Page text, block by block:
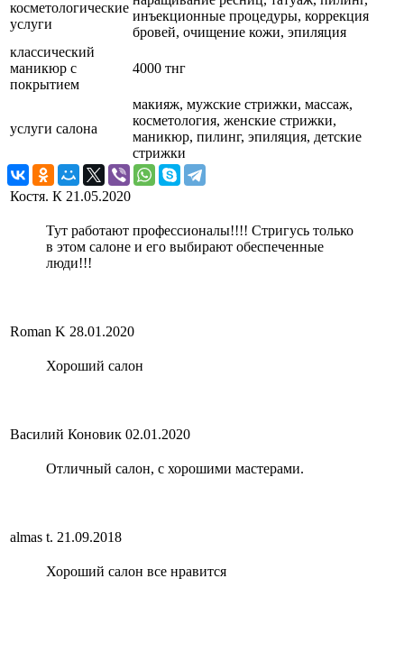
косметологические
услуги
инъекционные процедуры, коррекция
бровей, очищение кожи, эпиляция
классический
маникюр с
покрытием
4000 тнг
услуги салона
макияж, мужские стрижки, массаж,
косметология, женские стрижки,
маникюр, пилинг, эпиляция, детские
стрижки
Костя. К 21.05.2020
Тут работают профессионалы!!!! Стригусь только
в этом салоне и его выбирают обеспеченные
люди!!!
Roman K 28.01.2020
Хороший салон
Василий Коновик 02.01.2020
Отличный салон, с хорошими мастерами.
almas t. 21.09.2018
Хороший салон все нравится